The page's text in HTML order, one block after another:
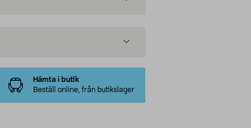
Hämta i butik
Beställ online, från butikslager